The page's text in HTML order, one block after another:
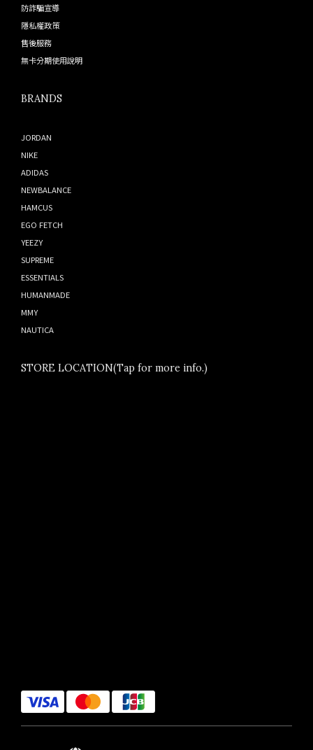
防詐騙宣導
隱私權政策
售後服務
無卡分期使用說明
BRANDS
JORDAN
NIKE
ADIDAS
NEWBALANCE
HAMCUS
EGO FETCH
YEEZY
SUPREME
ESSENTIALS
HUMANMADE
MMY
NAUTICA
STORE LOCATION(Tap for more info.)